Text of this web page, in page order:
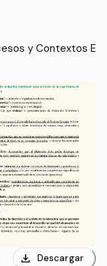
de Idi
y Contextos E
download Descargar